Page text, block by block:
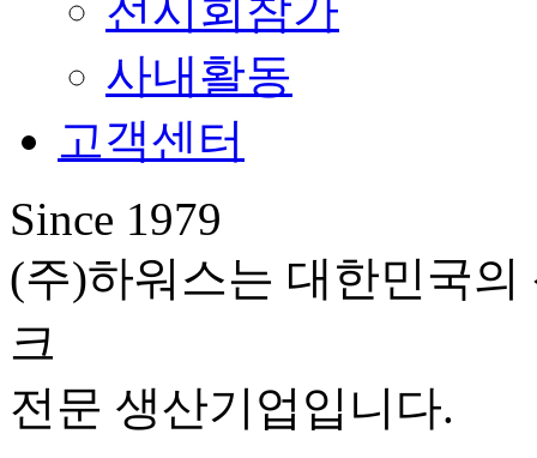
사내활동
고객센터
Since 1979
(주)하워스는 대한민국
크
전문 생산기업입니다.